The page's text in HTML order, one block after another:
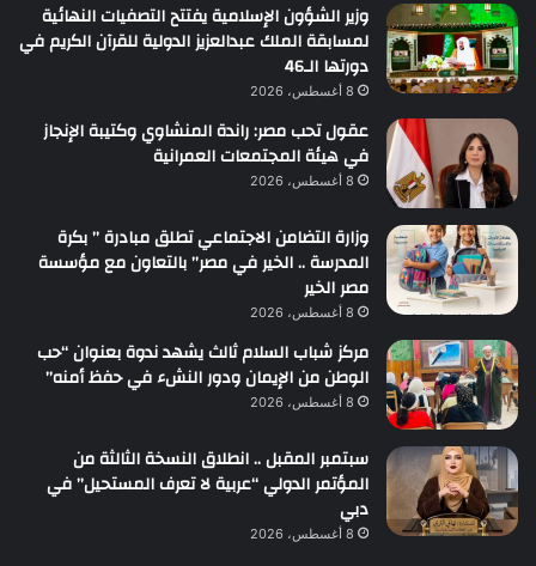
وزير الشؤون الإسلامية يفتتح التصفيات النهائية
لمسابقة الملك عبدالعزيز الدولية للقرآن الكريم في
دورتها الـ46
8 أغسطس، 2026
عقول تحب مصر: راندة المنشاوي وكتيبة الإنجاز
في هيئة المجتمعات العمرانية
8 أغسطس، 2026
وزارة التضامن الاجتماعي تطلق مبادرة ” بكرة
المدرسة .. الخير في مصر” بالتعاون مع مؤسسة
مصر الخير
8 أغسطس، 2026
مركز شباب السلام ثالث يشهد ندوة بعنوان “حب
الوطن من الإيمان ودور النشء في حفظ أمنه”
8 أغسطس، 2026
سبتمبر المقبل .. انطلاق النسخة الثالثة من
المؤتمر الدولي “عربية لا تعرف المستحيل” في
دبي
8 أغسطس، 2026